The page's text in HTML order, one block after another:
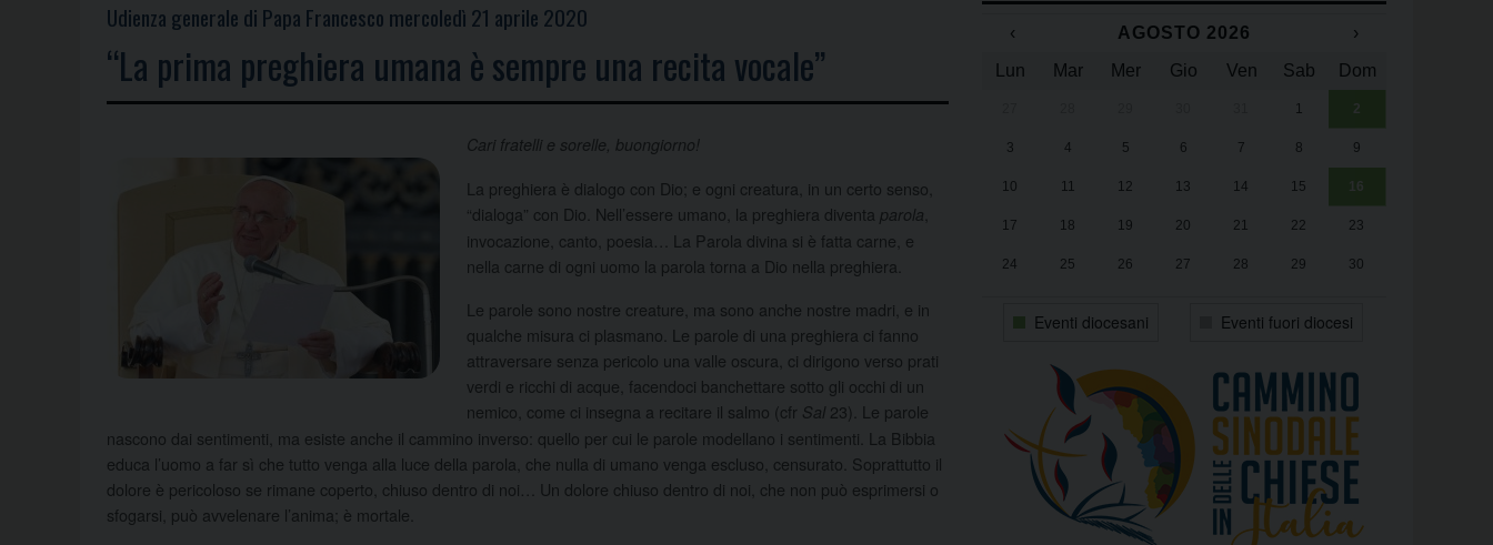
Udienza generale di Papa Francesco mercoledì 21 aprile 2020
“La prima preghiera umana è sempre una recita vocale”
Cari fratelli e sorelle, buongiorno!
La preghiera è dialogo con Dio; e ogni creatura, in un certo senso,
“dialoga” con Dio. Nell’essere umano, la preghiera diventa parola
invocazione, canto, poesia… La Parola divina si è fatta carne, e
nella carne di ogni uomo la parola torna a Dio nella preghiera.
Le parole sono nostre creature, ma sono anche nostre madri, e in
qualche misura ci plasmano. Le parole di una preghiera ci fanno
attraversare senza pericolo una valle oscura, ci dirigono verso prati
verdi e ricchi di acque, facendoci banchettare sotto gli occhi di un
nemico, come ci insegna a recitare il salmo (cfr Sal 23). Le parole
nascono dai sentimenti, ma esiste anche il cammino inverso: quello per cui le parole modellano i sentimenti. La Bibbia
educa l’uomo a far sì che tutto venga alla luce della parola, che nulla di umano venga escluso, censurato. Soprattutto il
dolore è pericoloso se rimane coperto, chiuso dentro di noi… Un dolore chiuso dentro di noi, che non può esprimersi o
sfogarsi, può avvelenare l’anima; è mortale.
‹ AGOSTO 2026
›
Lun
Mar Mer Gio Ven Sab Dom
1 2
3 4 5 6 7 8 9
10 11 12 13 14 15 16
17 18 19 20 21 22 23
24 25 26 27 28 29 30
Eventi diocesani Eventi fuori diocesi